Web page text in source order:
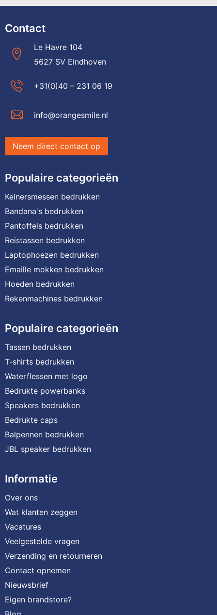
Contact
Le Havre 104
5627 SV Eindhoven
+31(0)40 – 231 06 19
info@orangesmile.nl
Neem direct contact op
Populaire categorieën
Kelnersmessen bedrukken
Bandana's bedrukken
Pantoffels bedrukken
Reistassen bedrukken
Laptophoezen bedrukken
Emaille mokken bedrukken
Hoeden bedrukken
Rekenmachines bedrukken
Populaire categorieën
Tassen bedrukken
T-shirts bedrukken
Waterflessen met logo
Bedrukte powerbanks
Speakers bedrukken
Bedrukte caps
Balpennen bedrukken
JBL speaker bedrukken
Informatie
Over ons
Wat klanten zeggen
Vacatures
Veelgestelde vragen
Verzending en retourneren
Contact opnemen
Nieuwsbrief
Eigen brandstore?